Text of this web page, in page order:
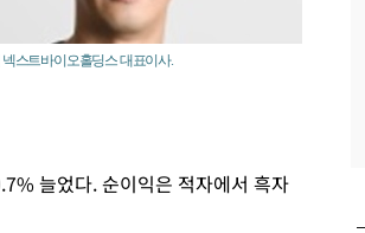
스트바이오홀딩스 대표이사.
늘었다. 순이익은 적자에서 흑자